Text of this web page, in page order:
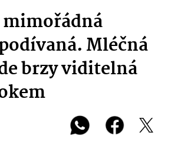
mimořádná
Mléčná
brzy viditelná